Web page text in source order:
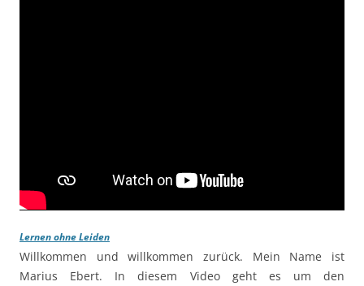
Lernen ohne Leiden
Willkommen und willkommen zurück. Mein Name ist
Marius Ebert. In diesem Video geht es um den